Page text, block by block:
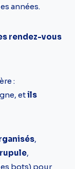
années.
rendez-vous
:
etils
,
,
bots) pour